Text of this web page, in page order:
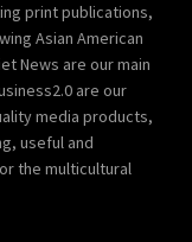
print publications,
Asian American
News are our main
are our
media products,
useful and
the multicultural